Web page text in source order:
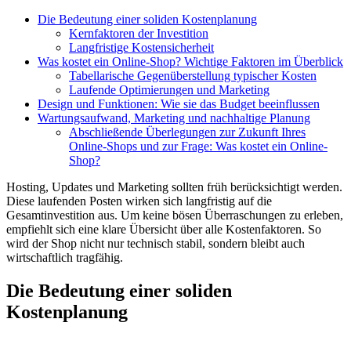
Die Bedeutung einer soliden Kostenplanung
Kernfaktoren der Investition
Langfristige Kostensicherheit
Was kostet ein Online-Shop? Wichtige Faktoren im Überblick
Tabellarische Gegenüberstellung typischer Kosten
Laufende Optimierungen und Marketing
Design und Funktionen: Wie sie das Budget beeinflussen
Wartungsaufwand, Marketing und nachhaltige Planung
Abschließende Überlegungen zur Zukunft Ihres
Online-Shops und zur Frage: Was kostet ein Online-
Shop?
Hosting, Updates und Marketing sollten früh berücksichtigt werden.
Diese laufenden Posten wirken sich langfristig auf die
Gesamtinvestition aus. Um keine bösen Überraschungen zu erleben,
empfiehlt sich eine klare Übersicht über alle Kostenfaktoren. So
wird der Shop nicht nur technisch stabil, sondern bleibt auch
wirtschaftlich tragfähig.
Die Bedeutung einer soliden
Kostenplanung